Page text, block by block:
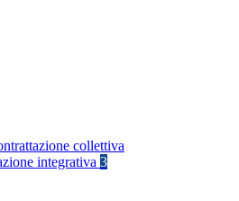
collettiva
integrativa 3